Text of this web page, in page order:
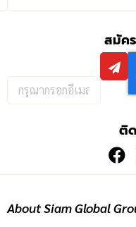
สมัค
กรอก
อีเมล
ติ
About Siam Global